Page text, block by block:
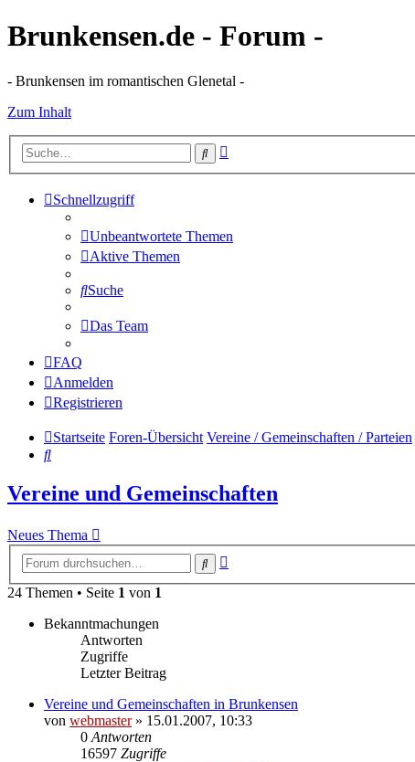
Brunkensen.de - Forum -
- Brunkensen im romantischen Glenetal -
Zum Inhalt
Suche
Schnellzugriff
Unbeantwortete Themen
Aktive Themen
Suche
Das Team
FAQ
Anmelden
Registrieren
Startseite Foren-Übersicht Vereine / Gemeinschaften / Parteien
Suche
Vereine und Gemeinschaften
Neues Thema
Suche
24 Themen • Seite 1 von 1
Bekanntmachungen
Antworten
Zugriffe
Letzter Beitrag
Vereine und Gemeinschaften in Brunkensen
von webmaster» 15.01.2007, 10:33
0 Antworten
16597 Zugriffe